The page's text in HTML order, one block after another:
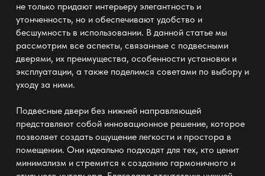
не только придают интерьеру элегантность и
утонченность, но и обеспечивают удобство и
бесшумность в использовании. В данной статье мы
рассмотрим все аспекты, связанные с подвесными
дверями, их преимущества, особенности установки и
эксплуатации, а также поделимся советами по выбору и
уходу за ними.
Подвесные двери без нижней направляющей
представляют собой инновационное решение, которое
позволяет создать ощущение легкости и простора в
помещении. Они идеально подходят для тех, кто ценит
минимализм и стремится к созданию гармоничного и